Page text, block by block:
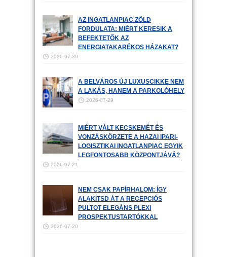
AZ INGATLANPIAC ZÖLD
FORDULATA: MIÉRT KERESIK A
BEFEKTETŐK AZ
ENERGIATAKARÉKOS HÁZAKAT?
2026-07-30
A BELVÁROS ÚJ LUXUSCIKKE NEM
A LAKÁS, HANEM A PARKOLÓHELY
2026-07-29
MIÉRT VÁLT KECSKEMÉT ÉS
VONZÁSKÖRZETE A HAZAI IPARI-
LOGISZTIKAI INGATLANPIAC EGYIK
LEGFONTOSABB KÖZPONTJÁVÁ?
2026-07-21
NEM CSAK PAPÍRHALOM: ÍGY
ALAKÍTSD ÁT A RECEPCIÓS
PULTOT ELEGÁNS PLEXI
PROSPEKTUSTARTÓKKAL
2026-07-20